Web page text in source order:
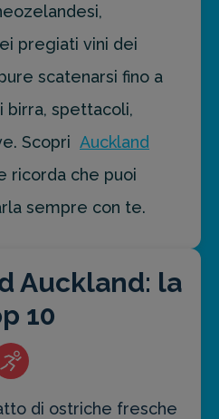
pregiati vini dei
scatenarsi fino a
birra, spettacoli,
Scopri Auckland
ricorda che puoi
sempre con te.
Auckland: la
10
di ostriche fresche